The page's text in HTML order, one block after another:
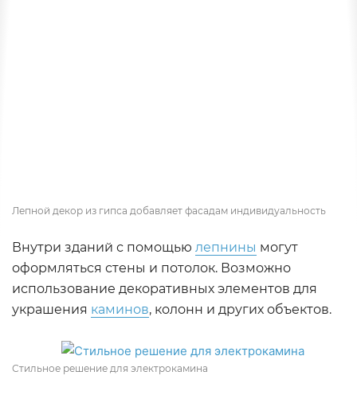
Лепной декор из гипса добавляет фасадам индивидуальность
Внутри зданий с помощью лепнины могут
оформляться стены и потолок. Возможно
использование декоративных элементов для
украшения каминов, колонн и других объектов.
Стильное решение для электрокамина